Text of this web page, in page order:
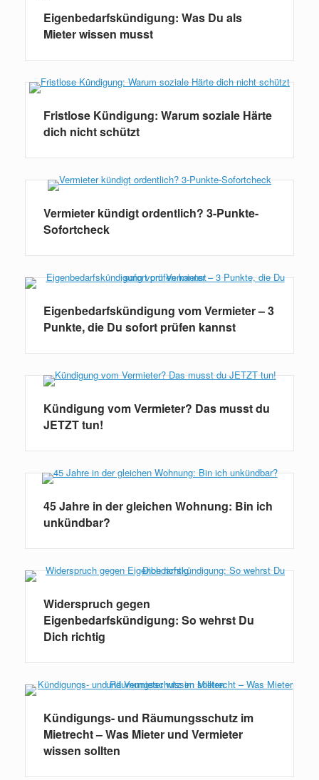
Eigenbedarfskündigung: Was Du als
Mieter wissen musst
Fristlose Kündigung: Warum soziale Härte
dich nicht schützt
Vermieter kündigt ordentlich? 3-Punkte-
Sofortcheck
Eigenbedarfskündigung vom Vermieter – 3
Punkte, die Du sofort prüfen kannst
Kündigung vom Vermieter? Das musst du
JETZT tun!
45 Jahre in der gleichen Wohnung: Bin ich
unkündbar?
Widerspruch gegen
Eigenbedarfskündigung: So wehrst Du
Dich richtig
Kündigungs- und Räumungsschutz im
Mietrecht – Was Mieter und Vermieter
wissen sollten